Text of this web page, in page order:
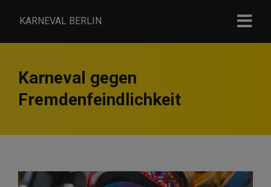
KARNEVAL BERLIN
Karneval gegen
Fremdenfeindlichkeit